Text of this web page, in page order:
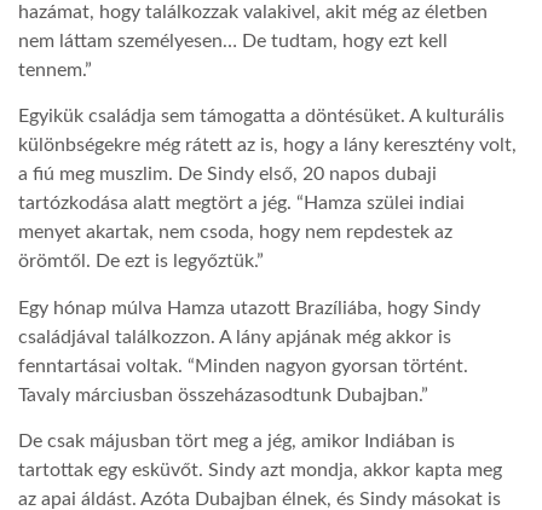
hazámat, hogy találkozzak valakivel, akit még az életben
nem láttam személyesen… De tudtam, hogy ezt kell
tennem.”
Egyikük családja sem támogatta a döntésüket. A kulturális
különbségekre még rátett az is, hogy a lány keresztény volt,
a fiú meg muszlim. De Sindy első, 20 napos dubaji
tartózkodása alatt megtört a jég. “Hamza szülei indiai
menyet akartak, nem csoda, hogy nem repdestek az
örömtől. De ezt is legyőztük.”
Egy hónap múlva Hamza utazott Brazíliába, hogy Sindy
családjával találkozzon. A lány apjának még akkor is
fenntartásai voltak. “Minden nagyon gyorsan történt.
Tavaly márciusban összeházasodtunk Dubajban.”
De csak májusban tört meg a jég, amikor Indiában is
tartottak egy esküvőt. Sindy azt mondja, akkor kapta meg
az apai áldást. Azóta Dubajban élnek, és Sindy másokat is